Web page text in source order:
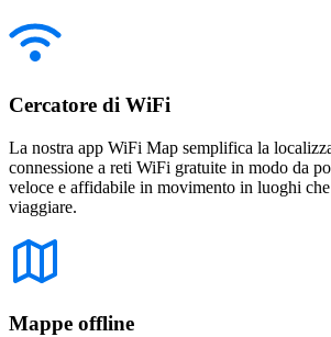
Cercatore di WiFi
La nostra app WiFi Map semplifica la
connessione a reti WiFi gratuite in modo da
veloce e affidabile in movimento in luoghi
viaggiare.
Mappe offline